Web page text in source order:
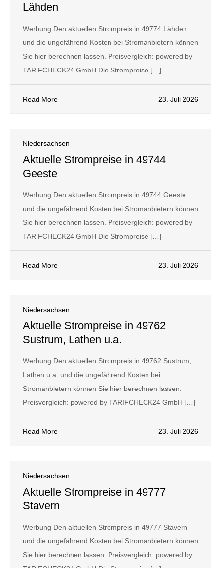
Lähden
Werbung Den aktuellen Strompreis in 49774 Lähden
und die ungefährend Kosten bei Stromanbietern können
Sie hier berechnen lassen. Preisvergleich: powered by
TARIFCHECK24 GmbH Die Strompreise […]
Read More 23. Juli 2026
Niedersachsen
Aktuelle Strompreise in 49744
Geeste
Werbung Den aktuellen Strompreis in 49744 Geeste
und die ungefährend Kosten bei Stromanbietern können
Sie hier berechnen lassen. Preisvergleich: powered by
TARIFCHECK24 GmbH Die Strompreise […]
Read More 23. Juli 2026
Niedersachsen
Aktuelle Strompreise in 49762
Sustrum, Lathen u.a.
Werbung Den aktuellen Strompreis in 49762 Sustrum,
Lathen u.a. und die ungefährend Kosten bei
Stromanbietern können Sie hier berechnen lassen.
Preisvergleich: powered by TARIFCHECK24 GmbH […]
Read More 23. Juli 2026
Niedersachsen
Aktuelle Strompreise in 49777
Stavern
Werbung Den aktuellen Strompreis in 49777 Stavern
und die ungefährend Kosten bei Stromanbietern können
Sie hier berechnen lassen. Preisvergleich: powered by